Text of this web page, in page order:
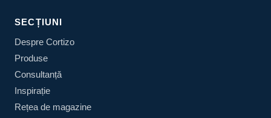
SECȚIUNI
Despre Cortizo
Produse
Consultanță
Inspirație
Rețea de magazine